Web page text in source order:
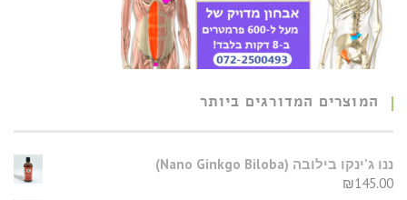
המוצרים המדורגים ביותר
​ננו ג'ינקו בילובה (Nano Ginkgo Biloba)
₪145.00